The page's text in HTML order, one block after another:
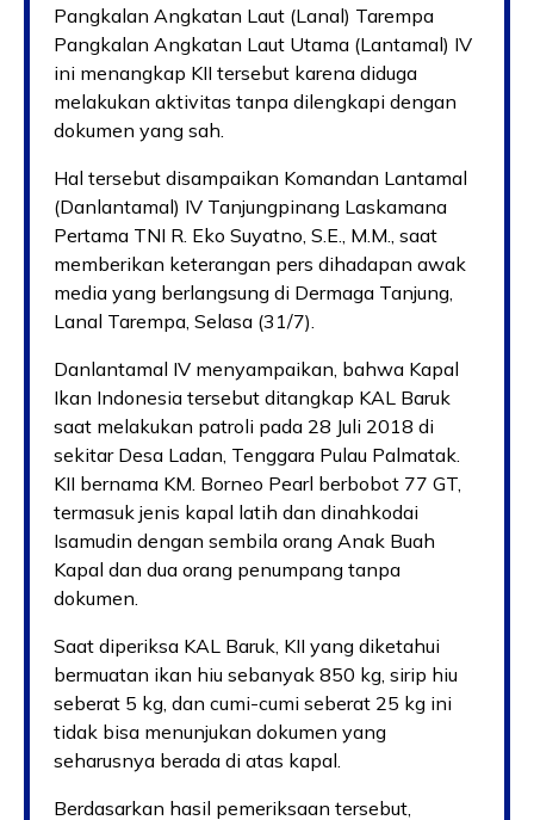
Pangkalan Angkatan Laut (Lanal) Tarempa
Pangkalan Angkatan Laut Utama (Lantamal) IV
ini menangkap KII tersebut karena diduga
melakukan aktivitas tanpa dilengkapi dengan
dokumen yang sah.
Hal tersebut disampaikan Komandan Lantamal
(Danlantamal) IV Tanjungpinang Laskamana
Pertama TNI R. Eko Suyatno, S.E., M.M., saat
memberikan keterangan pers dihadapan awak
media yang berlangsung di Dermaga Tanjung,
Lanal Tarempa, Selasa (31/7).
Danlantamal IV menyampaikan, bahwa Kapal
Ikan Indonesia tersebut ditangkap KAL Baruk
saat melakukan patroli pada 28 Juli 2018 di
sekitar Desa Ladan, Tenggara Pulau Palmatak.
KII bernama KM. Borneo Pearl berbobot 77 GT,
termasuk jenis kapal latih dan dinahkodai
Isamudin dengan sembila orang Anak Buah
Kapal dan dua orang penumpang tanpa
dokumen.
Saat diperiksa KAL Baruk, KII yang diketahui
bermuatan ikan hiu sebanyak 850 kg, sirip hiu
seberat 5 kg, dan cumi-cumi seberat 25 kg ini
tidak bisa menunjukan dokumen yang
seharusnya berada di atas kapal.
Berdasarkan hasil pemeriksaan tersebut,